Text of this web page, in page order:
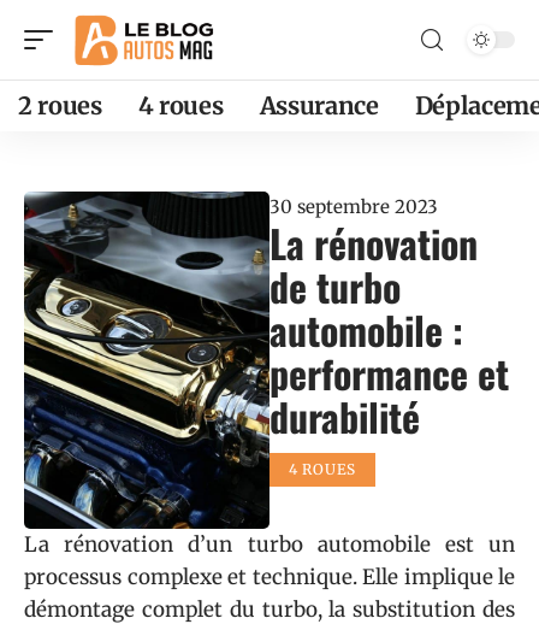
2 roues 4 roues Assurance
30 septembre 2023
La rénovation
de turbo
automobile :
performance et
durabilité
4 ROUES
La rénovation d’un turbo automobile est un
processus complexe et technique. Elle implique le
démontage complet du turbo, la substitution des